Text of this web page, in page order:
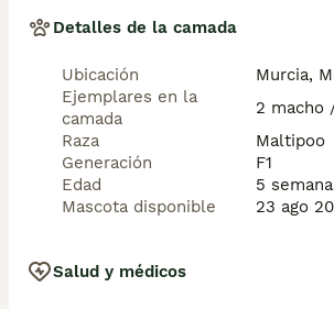
Detalles de la camada
Ubicación
Murcia,
Ejemplares en la
camada
2 macho
Raza
Maltipoo
Generación
F1
Edad
5
Mascota disponible
23 ago
Salud y médicos